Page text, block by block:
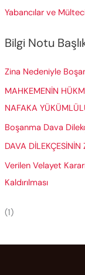
Yabancılar ve
Bilgi Notu
Zina Nedeniyle
MAHKEMENİN
NAFAKA
Boşanma Dava
DAVA
Verilen Velayet
Kaldırılması
(1)